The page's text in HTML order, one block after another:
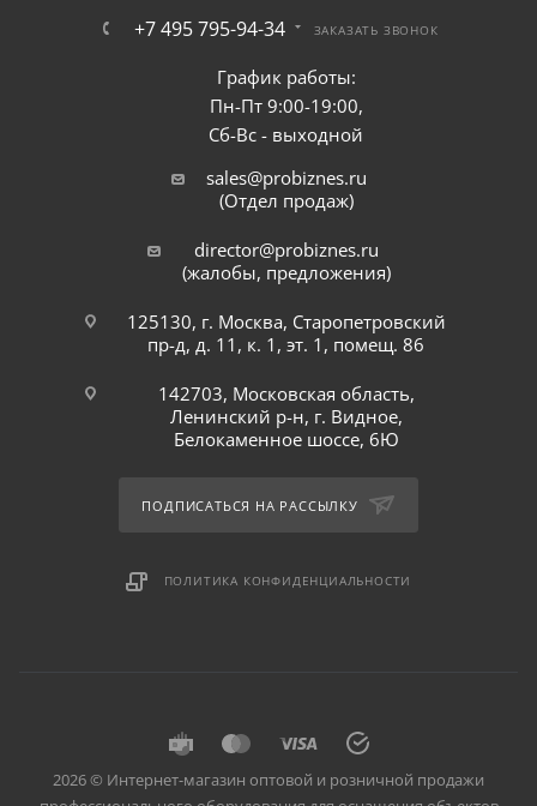
+7 495 795-94-34 ЗАКАЗАТЬ ЗВОНОК
График работы:
Пн-Пт 9:00-19:00,
Сб-Вс - выходной
sales@probiznes.ru
(Отдел продаж)
director@probiznes.ru
(жалобы, предложения)
125130, г. Москва, Старопетровский
пр-д, д. 11, к. 1, эт. 1, помещ. 86
142703, Московская область,
Ленинский р-н, г. Видное,
Белокаменное шоссе, 6Ю
ПОДПИСАТЬСЯ НА РАССЫЛКУ
ПОЛИТИКА КОНФИДЕНЦИАЛЬНОСТИ
2026 © Интернет-магазин оптовой и розничной продажи